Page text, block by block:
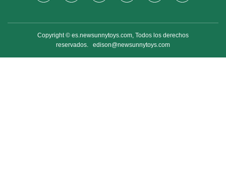
Copyright © es.newsunnytoys.com, Todos los derechos
reservados. edison@newsunnytoys.com